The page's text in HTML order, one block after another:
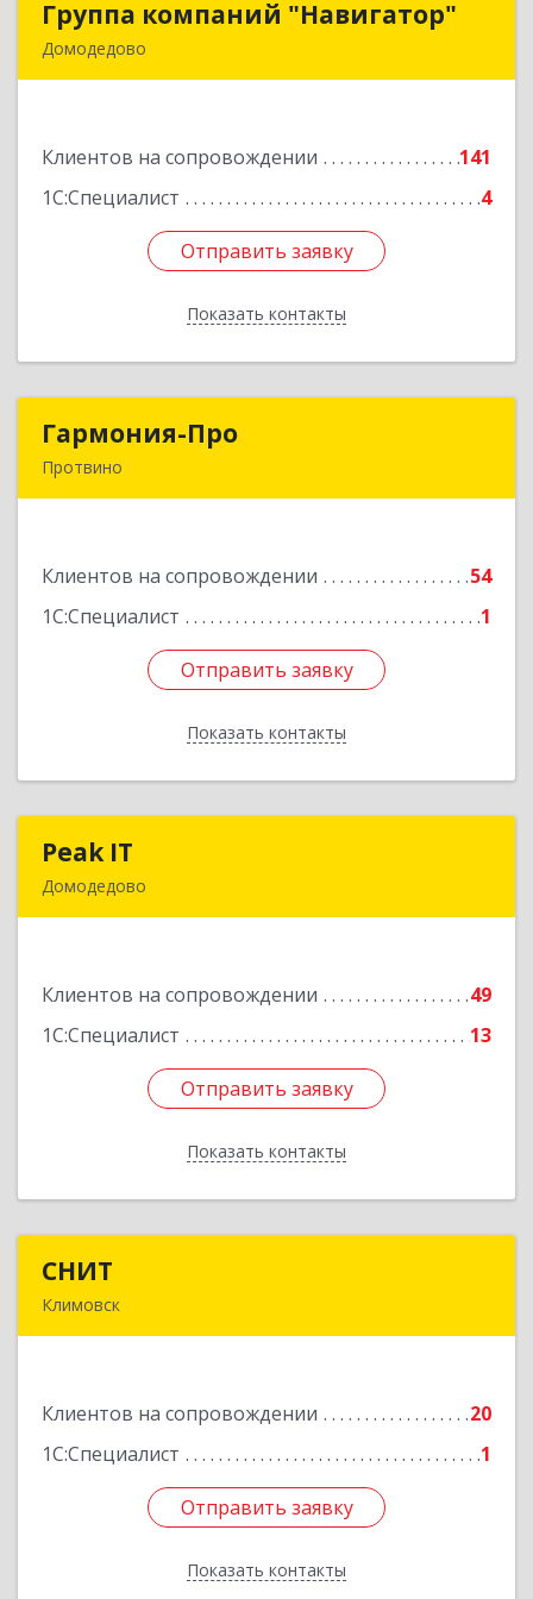
Группа компаний "Навигатор"
Домодедово
Клиентов на сопровождении
141
1С:Специалист
4
Отправить заявку
Показать контакты
Группа компаний "Навигатор"
Подробнее
Отправить заявку
Назад
Гармония-Про
Протвино
Клиентов на сопровождении
54
1С:Специалист
1
Отправить заявку
Показать контакты
Подробнее
Отправить заявку
Назад
Peak IT
Домодедово
Клиентов на сопровождении
49
1С:Специалист
13
Отправить заявку
Показать контакты
Подробнее
Отправить заявку
Назад
СНИТ
Климовск
Клиентов на сопровождении
20
1С:Специалист
1
Отправить заявку
Показать контакты
Подробнее
Отправить заявку
Назад